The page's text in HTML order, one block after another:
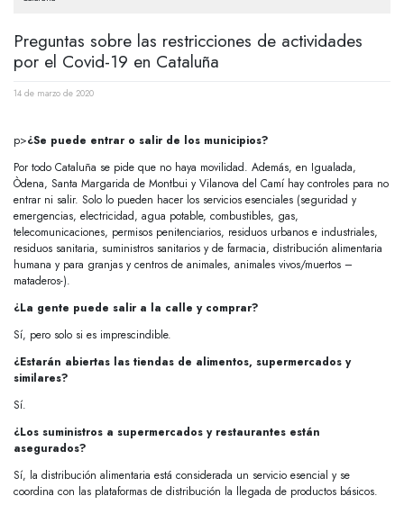
Preguntas sobre las restricciones de actividades
por el Covid-19 en Cataluña
14 de marzo de 2020
p>¿Se puede entrar o salir de los municipios?
Por todo Cataluña se pide que no haya movilidad. Además, en Igualada,
Òdena, Santa Margarida de Montbui y Vilanova del Camí hay controles para no
entrar ni salir. Solo lo pueden hacer los servicios esenciales (seguridad y
emergencias, electricidad, agua potable, combustibles, gas,
telecomunicaciones, permisos penitenciarios, residuos urbanos e industriales,
residuos sanitaria, suministros sanitarios y de farmacia, distribución alimentaria
humana y para granjas y centros de animales, animales vivos/muertos –
mataderos-).
¿La gente puede salir a la calle y comprar?
Sí, pero solo si es imprescindible.
¿Estarán abiertas las tiendas de alimentos, supermercados y
similares?
Sí.
¿Los suministros a supermercados y restaurantes están
asegurados?
Sí, la distribución alimentaria está considerada un servicio esencial y se
coordina con las plataformas de distribución la llegada de productos básicos.